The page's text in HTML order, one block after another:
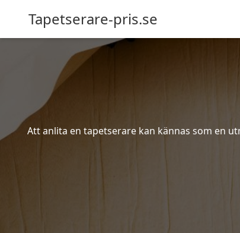
Tapetserare-pris.se
Att anlita en tapetserare kan kännas som en